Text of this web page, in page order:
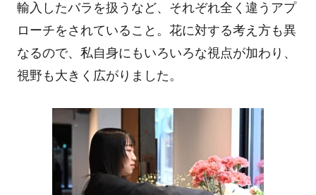
輸入したバラを扱うなど、それぞれ全く違うアプ
ローチをされていること。花に対する考え方も異
なるので、私自身にもいろいろな視点が加わり、
視野も大きく広がりました。